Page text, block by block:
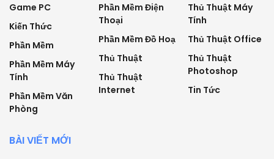
Game PC
Kiến Thức
Phần Mềm
Phần Mềm Máy
Tính
Phần Mềm Văn
Phòng
Phần Mềm Điện
Thoại
Phần Mềm Đồ Hoạ
Thủ Thuật
Thủ Thuật
Internet
Thủ Thuật Máy
Tính
Thủ Thuật Office
Thủ Thuật
Photoshop
Tin Tức
BÀI VIẾT MỚI